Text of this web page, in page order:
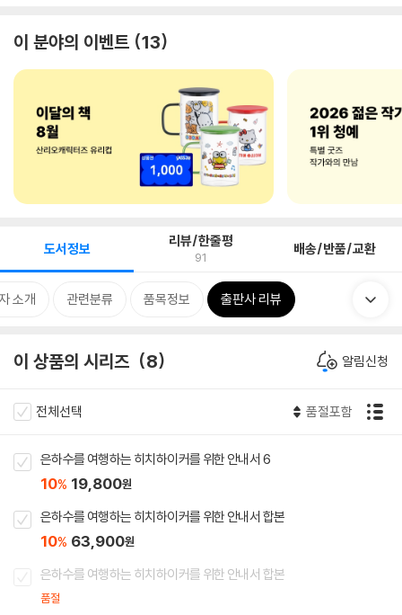
이 분야의 이벤트 13
도서정보 리뷰/한줄평
91 배송/반품/교환
소개 관련분류 품목정보 출판사 리뷰
이 상품의 시리즈 8 알림신청
전체선택 품절포함
은하수를 여행하는 히치하이커를 위한 안내서 6
10% 19,800원
은하수를 여행하는 히치하이커를 위한 안내서 합본
10% 63,900원
은하수를 여행하는 히치하이커를 위한 안내서 합본
품절